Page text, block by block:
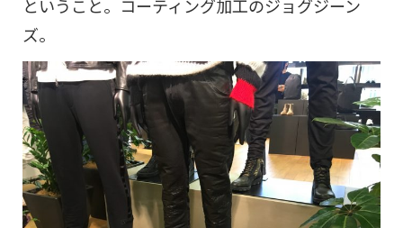
ということ。コーティング加工のジョグジーン
ズ。